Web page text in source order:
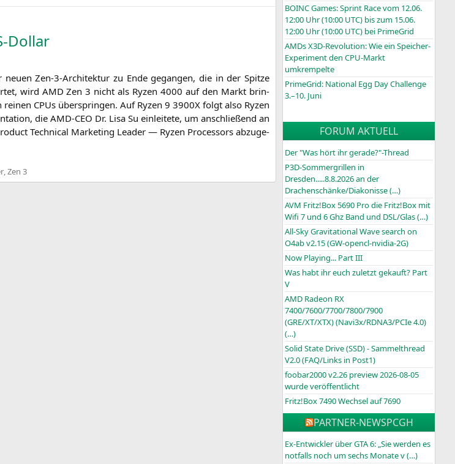
Dollar
neu­en Zen-3-Archi­tek­tur zu Ende gegan­gen, die in der Spit­ze
wird AMD Zen 3 nicht als Ryzen 4000 auf den Markt brin­
CPUs über­sprin­gen. Auf Ryzen 9 3900Xfolgt also Ryzen
die AMD-CEO Dr. Lisa Su ein­lei­te­te, um anschlie­ßend an
Tech­ni­cal Mar­ke­ting Lea­der — Ryzen Pro­ces­sors abzu­ge­
Zen 3
BOINCGames: Sprint Race vom 12.06.
12:00 Uhr (10:00 UTC) bis zum 15.06.
12:00 Uhr (10:00 UTC) bei PrimeGrid
AMDs X3D-Revolution: Wie ein Speicher-
Experiment den CPU-Markt
umkrempelte
PrimeGrid: National Egg Day Challenge
3.–10. Juni
FORUM AKTUELL
Der "Was hört ihr gerade?"-Thread
P3D-Sommergrillen in
Dresden.....8.8.2026 an der
Drachenschänke/Diakonisse (…)
AVM Fritz!Box 5690 Pro die Fritz!Box mit
Wifi 7 und 6 Ghz Band und DSL/Glas (…)
All-Sky Gravitational Wave search on
O4ab v2.15 (GW-opencl-nvidia-2G)
Now Playing... Part III
Was habt ihr euch zuletzt gekauft? Part
V
AMD Radeon RX
7400/7600/7700/7800/7900
(GRE/XT/XTX) (Navi3x/RDNA3/PCIe 4.0)
(…)
Solid State Drive (SSD) - Sammelthread
V2.0 (FAQ/Links in Post1)
foobar2000 v2.26 preview 2026-08-05
wurde veröffentlicht
Fritz!Box 7490 Wechsel auf 7690
PARTNER-NEWSPCGH
Ex-Entwickler über GTA 6: „Sie werden es
notfalls noch um sechs Monate v (…)